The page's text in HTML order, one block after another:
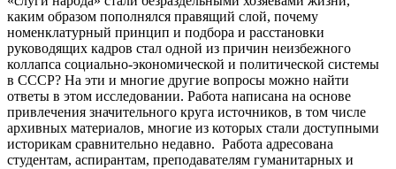
каким образом пополнялся правящий слой, почему
номенклатурный принцип и подбора и расстановки
руководящих кадров стал одной из причин неизбежного
коллапса социально-экономической и политической системы
в СССР? На эти и многие другие вопросы можно найти
ответы в этом исследовании. Работа написана на основе
привлечения значительного круга источников, в том числе
архивных материалов, многие из которых стали доступными
историкам сравнительно недавно. Работа адресована
студентам, аспирантам, преподавателям гуманитарных и